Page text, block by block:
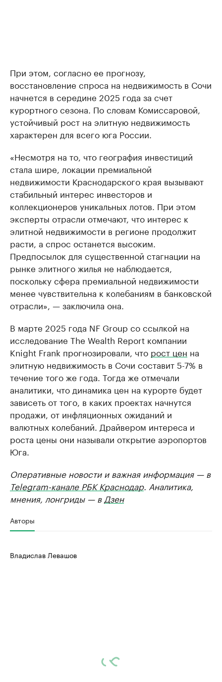
При этом, согласно ее прогнозу,
восстановление спроса на недвижимость в Сочи
начнется в середине 2025 года за счет
курортного сезона. По словам Комиссаровой,
устойчивый рост на элитную недвижимость
характерен для всего юга России.
«Несмотря на то, что география инвестиций
стала шире, локации премиальной
недвижимости Краснодарского края вызывают
стабильный интерес инвесторов и
коллекционеров уникальных лотов. При этом
эксперты отрасли отмечают, что интерес к
элитной недвижимости в регионе продолжит
расти, а спрос останется высоким.
Предпосылок для существенной стагнации на
рынке элитного жилья не наблюдается,
поскольку сфера премиальной недвижимости
менее чувствительна к колебаниям в банковской
отрасли», — заключила она.
В марте 2025 года NF Group со ссылкой на
исследование The Wealth Report компании
Knight Frank прогнозировали, что рост цен на
элитную недвижимость в Сочи составит 5-7% в
течение того же года. Тогда же отмечали
аналитики, что динамика цен на курорте будет
зависеть от того, в каких проектах начнутся
продажи, от инфляционных ожиданий и
валютных колебаний. Драйвером интереса и
роста цены они называли открытие аэропортов
Юга.
Оперативные новости и важная информация — в
Telegram-канале РБК Краснодар. Аналитика,
мнения, лонгриды — в Дзен
Авторы
Владислав Левашов